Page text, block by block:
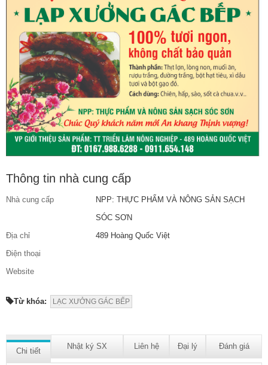
Thông tin nhà cung cấp
Nhà cung cấp
NPP: THỰC PHẨM VÀ NÔNG SẢN SẠCH
SÓC SƠN
Địa chỉ
489 Hoàng Quốc Việt
Điện thoại
Website
Từ khóa: LẠC XƯỞNG GÁC BẾP
Chi tiết
Nhật ký SX Liên hệ Đại lý Đánh giá